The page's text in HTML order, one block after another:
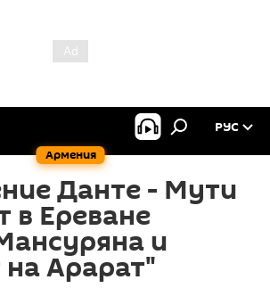
Армения
РУС
Данте - Мути
в Ереване
и
Арарат"